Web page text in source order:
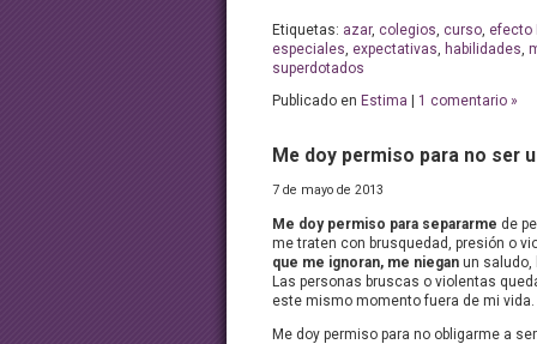
Etiquetas: azar, colegios, curso, efecto
especiales, expectativas, habilidades,
superdotados
Publicado en Estima 1 comentario »
Me doy permiso para no ser
7 de mayo de 2013
Me doy permiso para separarme de
me traten con brusquedad, presión o
que me ignoran, me niegan un saludo,
Las personas bruscas o violentas
este mismo momento fuera de mi vida.
Me doy permiso para no obligarme a